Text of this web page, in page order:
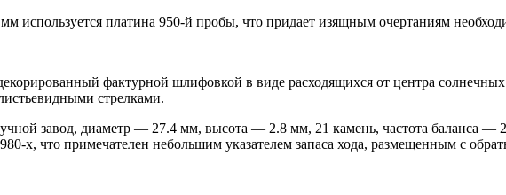
используется платина 950-й пробы, что придает изящным очертаниям
фактурной шлифовкой в виде расходящихся от центра
стрелками.
завод, диаметр — 27.4 мм, высота — 2.8 мм, 21 камень, частота баланса —
х, что примечателен небольшим указателем запаса хода, размещенным с